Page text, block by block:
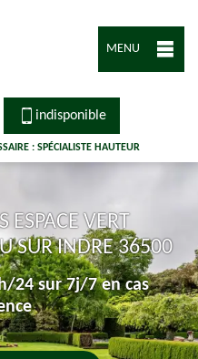
MENU
indisponible
: SPÉCIALISTE HAUTEUR
ESPACE VERT
SUR INDRE 36500
24 sur 7j/7 en cas